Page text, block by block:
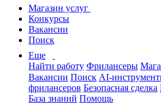
Магазин услуг
Конкурсы
Вакансии
Поиск
Еще
Найти работу Фрилансеры
Вакансии Поиск AI-
фрилансеров Безопасная сделка
База знаний Помощь